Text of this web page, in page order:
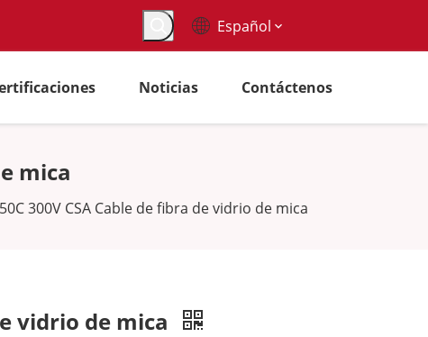
Español
Noticias Contáctenos
mica
300V CSA Cable de fibra de vidrio de mica
vidrio de mica